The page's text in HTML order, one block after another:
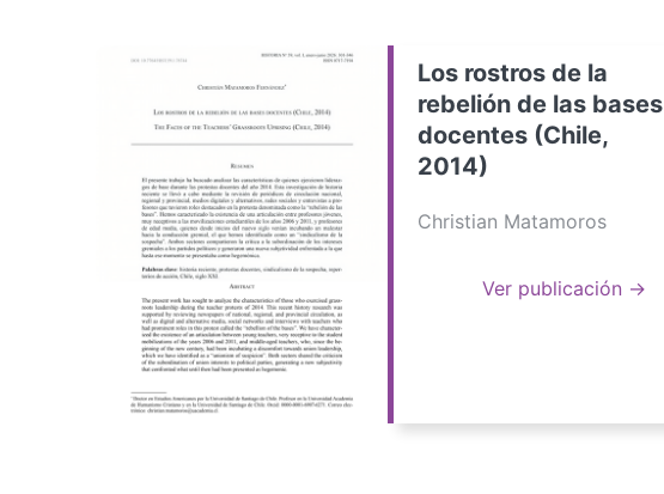
Los rostros de la
rebelión de las bases
docentes (Chile,
2014)
Christian Matamoros
Ver publicación →